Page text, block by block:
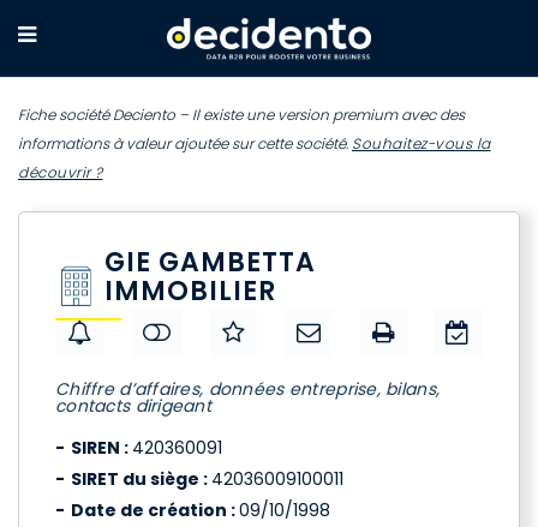
Fiche société Deciento – Il existe une version premium avec des
informations à valeur ajoutée sur cette société. Souhaitez-vous la
découvrir ?
GIE GAMBETTA
IMMOBILIER
Chiffre d’affaires, données entreprise, bilans,
contacts dirigeant
SIREN : 420360091
SIRET du siège : 42036009100011
Date de création :09/10/1998